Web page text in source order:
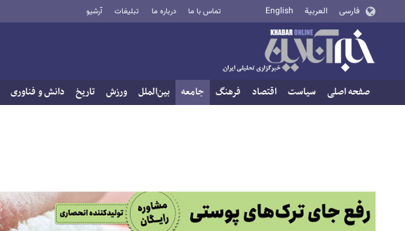
فارسی العربية English تماس با ما درباره ما تبلیغات آرشیو
صفحه اصلی سیاست اقتصاد فرهنگ جامعه بین‌الملل ورزش تاریخ دانش و فناوری